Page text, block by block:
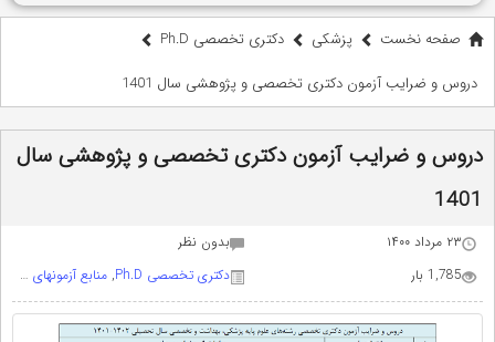
صفحه نخست پزشکی
دکتری تخصصی Ph.D
دروس و ضرایب آزمون دکتری تخصصی و پژوهشی سال 1401
دروس و ضرایب آزمون دکتری تخصصی و پژوهشی سال
1401
۲۳ مرداد ۱۴۰۰
بدون نظر
1,785 بار
دکتری تخصصی Ph.D , منابع آزمونهای علوم پزشکی